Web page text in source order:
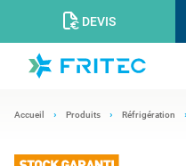
DEVIS
Accueil Produits Réfrigération